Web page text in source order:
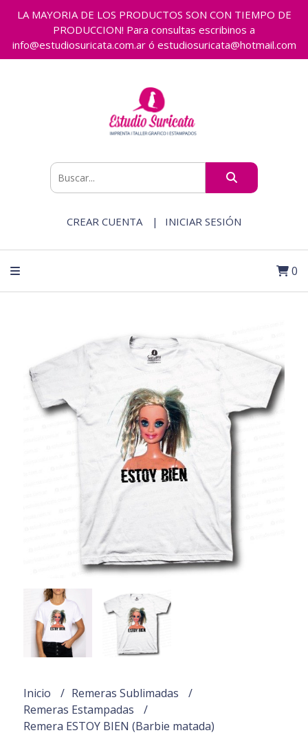
LA MAYORIA DE LOS PRODUCTOS SON CON TIEMPO DE
PRODUCCION! Para consultas escribinos a
info@estudiosuricata.com.ar ó estudiosuricata@hotmail.com
CREAR CUENTA INICIAR SESIÓN
0
Inicio
Remeras Sublimadas
Remeras Estampadas
Remera ESTOY BIEN (Barbie matada)